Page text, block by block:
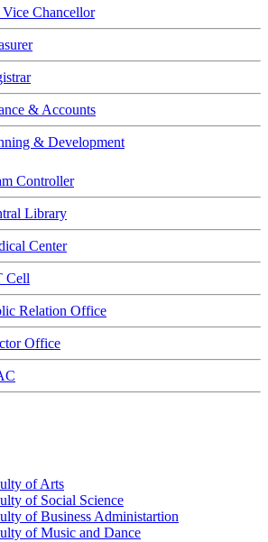
Vice Chancellor
& Accounts
& Development
Controller
Library
Center
Cell
Relation Office
Office
of Arts
of Social Science
of Business Administartion
of Music and Dance